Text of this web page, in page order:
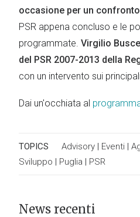
occasione per un confronto
PSR appena concluso e le
programmate. Virgilio
del PSR 2007-2013 della
con un intervento sui
Dai un'occhiata al
TOPICS Advisory | Eventi |
Sviluppo | Puglia | PSR
News recenti